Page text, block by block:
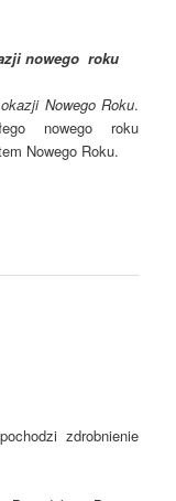
nowego roku
Nowego Roku.
nowego roku
Nowego Roku.
zdrobnienie